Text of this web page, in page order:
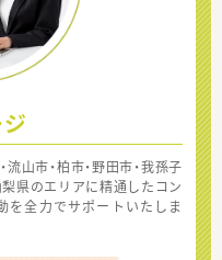
山市・柏市・野田市・我孫子
梨県のエリアに精通したコン
を全力でサポートいたしま